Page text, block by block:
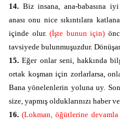
14. Biz insana, ana-babasına
anası onu nice sıkıntılara
içinde olur.(İşte bunun için)
tavsiyede bulunmuşuzdur.
15.Eğer onlar seni, hakkında
ortak koşman için zorlarlarsa,
Bana yönelenlerin yoluna uy.
size, yapmış olduklarınızı haber
16.(Lokman, öğütlerine